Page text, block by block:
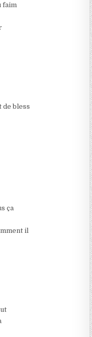
faim
de bless
ça
il